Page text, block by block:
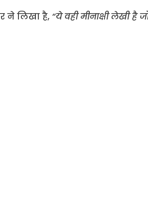
ने लिखा है, “ये वही मीनाक्षी लेखी है